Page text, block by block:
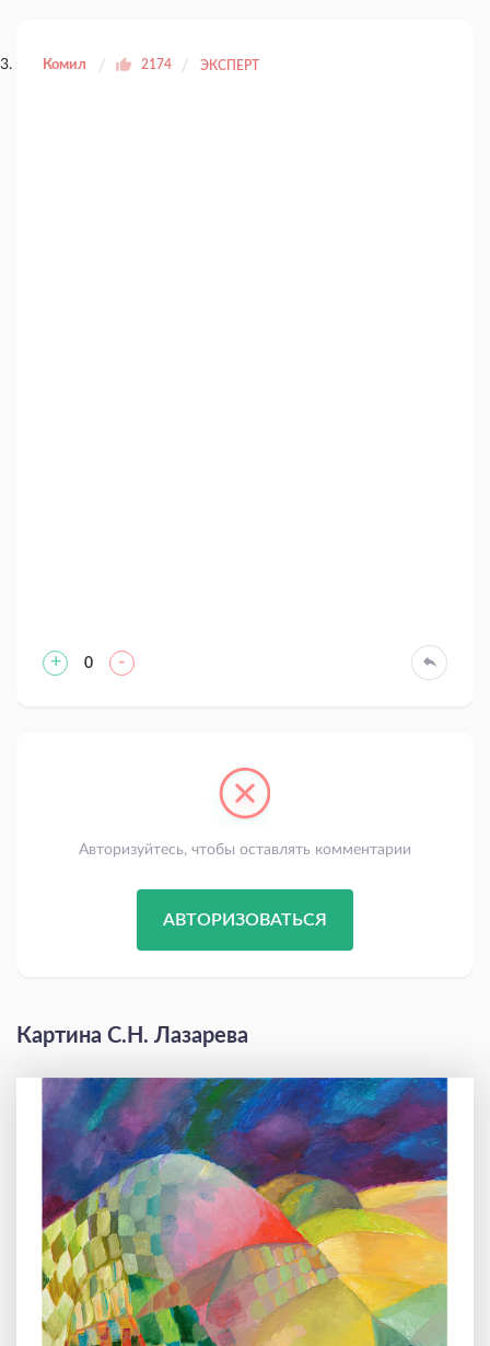
Комил 2174 ЭКСПЕРТ
+ 0 -
Авторизуйтесь, чтобы оставлять комментарии
АВТОРИЗОВАТЬСЯ
Картина С.Н. Лазарева